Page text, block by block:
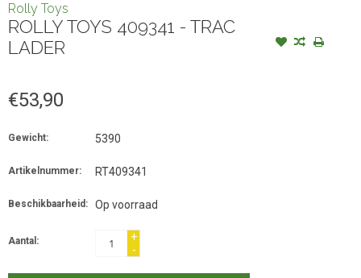
Rolly Toys
ROLLY TOYS 409341 - TRAC
LADER
€53,90
Gewicht: 5390
Artikelnummer: RT409341
Beschikbaarheid: Op voorraad
Aantal:
+
-